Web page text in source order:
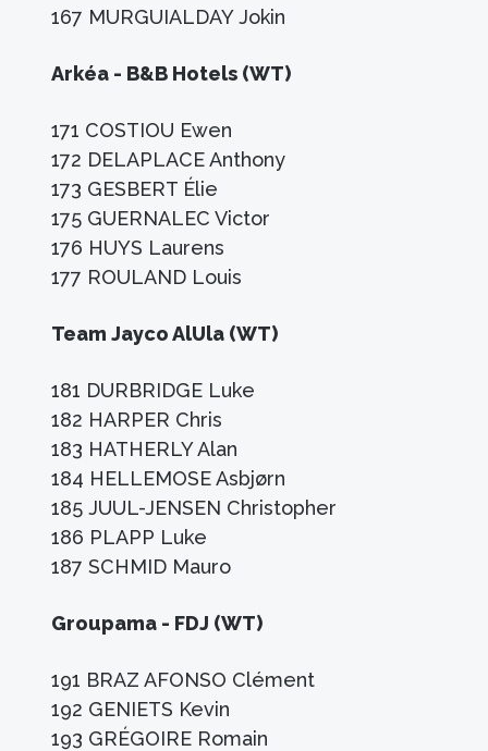
167 MURGUIALDAY Jokin
Arkéa - B&B Hotels (WT)
171 COSTIOU Ewen
172 DELAPLACE Anthony
173 GESBERT Élie
175 GUERNALEC Victor
176 HUYS Laurens
177 ROULAND Louis
Team Jayco AlUla (WT)
181 DURBRIDGE Luke
182 HARPER Chris
183 HATHERLY Alan
184 HELLEMOSE Asbjørn
185 JUUL-JENSEN Christopher
186 PLAPP Luke
187 SCHMID Mauro
Groupama - FDJ (WT)
191 BRAZ AFONSO Clément
192 GENIETS Kevin
193 GRÉGOIRE Romain